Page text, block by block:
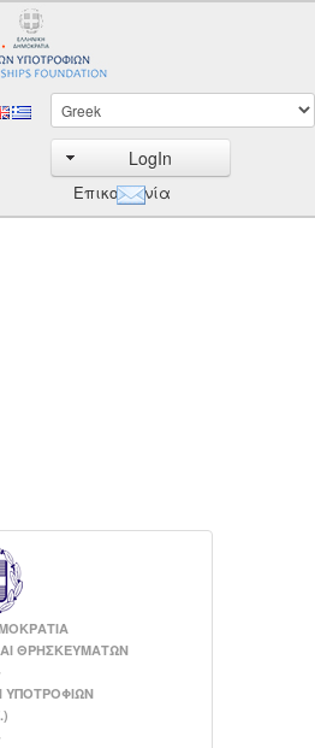
LogIn
Επικοινωνία
ΘΡΗΣΚΕΥΜΑΤΩΝ
ΥΠΟΤΡΟΦΙΩΝ